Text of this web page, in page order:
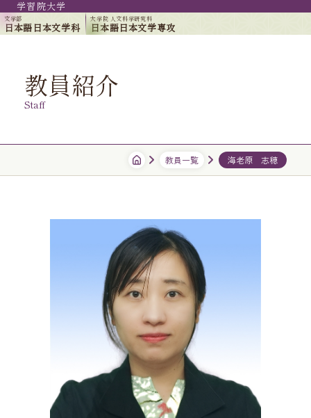
学習院大学
文学部
日本語日本文学科
大学院 人文科学研究科
日本語日本文学専攻
教員紹介
Staff
教員一覧 海老原 志穂